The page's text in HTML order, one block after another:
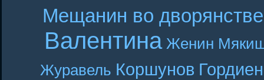
Мещанин во дворянстве
Валентина Женин
Журавель Коршунов